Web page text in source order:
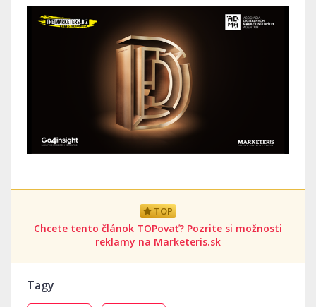
TOP
Chcete tento článok TOPovať? Pozrite si možnosti
reklamy na Marketeris.sk
Tagy